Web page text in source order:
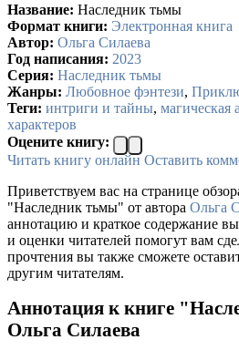
Название: Наследник тьмы
Формат книги: Электронная книга
Автор: Ольга Силаева
Год написания: 2023
Серия: Наследник тьмы
Жанры: Любовное фэнтези,
Теги: интриги и тайны, магическая
характеров
Оцените книгу:
Читать книгу онлайн Оставить
Приветствуем вас на странице
"Наследник тьмы" от автора Ольга
аннотацию и краткое содержание
и оценки читателей помогут вам
прочтения вы также сможете
другим читателям.
Аннотация к книге
Ольга Силаева